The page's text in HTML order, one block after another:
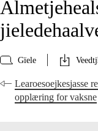
Gïele
Learoesoejkesjasse
opplæring for vaksne